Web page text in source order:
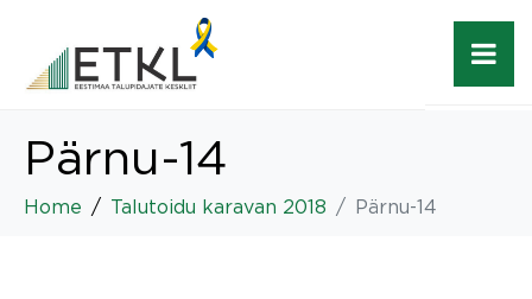
Pärnu-14
Home Talutoidu karavan 2018 Pärnu-14